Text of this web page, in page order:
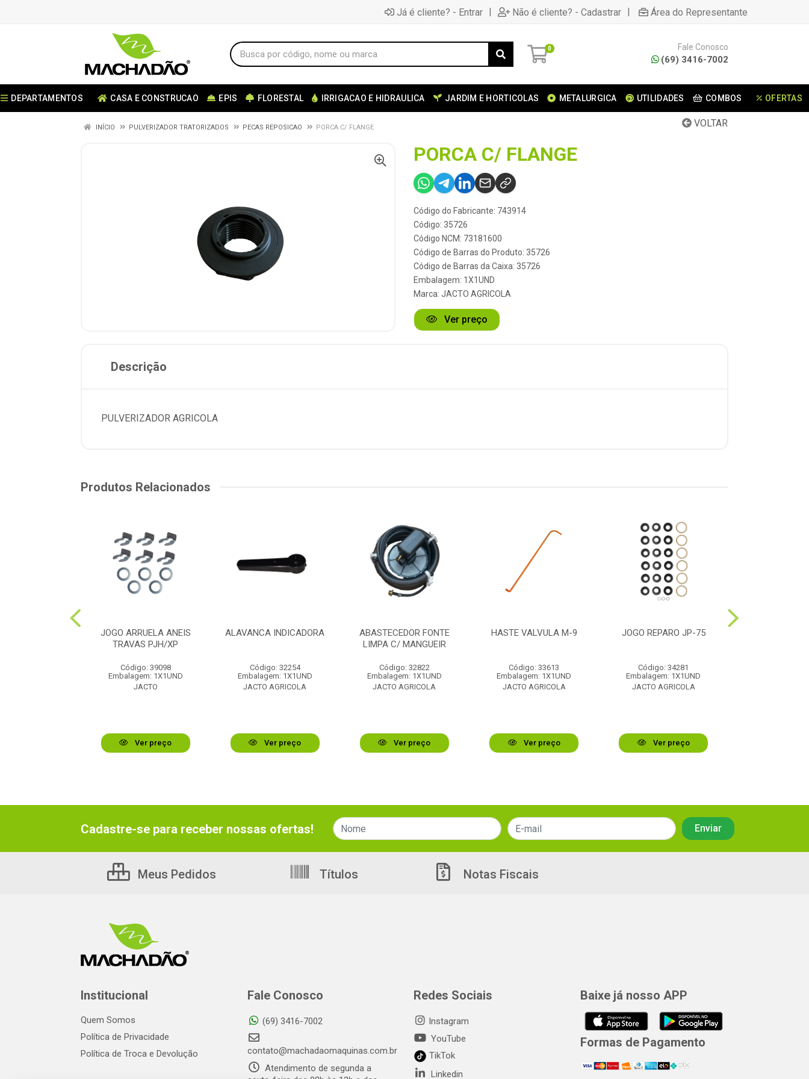
Já é cliente? - Entrar | Não é cliente? - Cadastrar | Área do Representante
0 Fale Conosco
(69) 3416-7002
DEPARTAMENTOS CASA E CONSTRUCAO EPIS FLORESTAL IRRIGACAO E HIDRAULICA JARDIM E HORTICOLAS METALURGICA UTILIDADES COMBOS OFERTAS
VOLTAR
INÍCIO PULVERIZADOR TRATORIZADOS PECAS REPOSICAO PORCA C/ FLANGE
PORCA C/ FLANGE
Código do Fabricante: 743914
Código: 35726
Código NCM: 73181600
Código de Barras do Produto: 35726
Código de Barras da Caixa: 35726
Embalagem: 1X1UND
Marca: JACTO AGRICOLA
Ver preço
Descrição
PULVERIZADOR AGRICOLA
Produtos Relacionados
JOGO ARRUELA ANEIS
TRAVAS PJH/XP
Código: 39098
Embalagem: 1X1UND
JACTO
Ver preço
ALAVANCA INDICADORA
Código: 32254
Embalagem: 1X1UND
JACTO AGRICOLA
Ver preço
ABASTECEDOR FONTE
LIMPA C/ MANGUEIR
Código: 32822
Embalagem: 1X1UND
JACTO AGRICOLA
Ver preço
HASTE VALVULA M-9
Código: 33613
Embalagem: 1X1UND
JACTO AGRICOLA
Ver preço
JOGO REPARO JP-75
Código: 34281
Embalagem: 1X1UND
JACTO AGRICOLA
Ver preço
Cadastre-se para receber nossas ofertas!
Meus Pedidos Títulos Notas Fiscais
Institucional
Quem Somos
Política de Privacidade
Política de Troca e Devolução
Fale Conosco
(69) 3416-7002
contato@machadaomaquinas.com.br
Atendimento de segunda a
Redes Sociais
Instagram
YouTube
TikTok
Linkedin
Baixe já nosso APP
Formas de Pagamento